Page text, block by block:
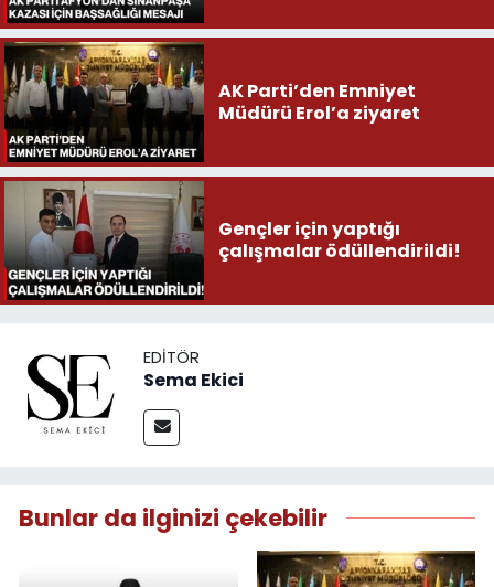
AK Parti’den Emniyet
Müdürü Erol’a ziyaret
Gençler için yaptığı
çalışmalar ödüllendirildi!
EDITÖR
Sema Ekici
Bunlar da ilginizi çekebilir